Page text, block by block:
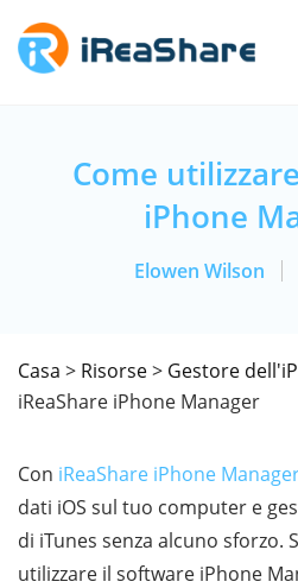
Come
iPhone
Elowen Wilson
Casa > Risorse> Gestore
iReaShare iPhone Manager
Con iReaShare iPhone
dati iOS sul tuo computer e
di iTunes senza alcuno sforzo.
utilizzare il software iPhone